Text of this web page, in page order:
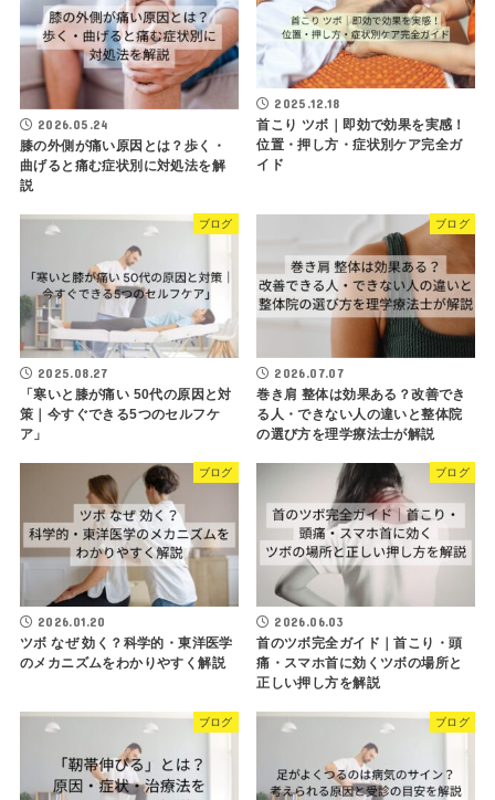
2026.05.24
膝の外側が痛い原因とは？歩く・
曲げると痛む症状別に対処法を解
説
2025.12.18
首こり ツボ｜即効で効果を実感！
位置・押し方・症状別ケア完全ガ
イド
ブログ
2025.08.27
「寒いと膝が痛い 50代の原因と対
策｜今すぐできる5つのセルフケ
ア」
ブログ
2026.07.07
巻き肩 整体は効果ある？改善でき
る人・できない人の違いと整体院
の選び方を理学療法士が解説
ブログ
2026.01.20
ツボ なぜ 効く？科学的・東洋医学
のメカニズムをわかりやすく解説
ブログ
2026.06.03
首のツボ完全ガイド｜首こり・頭
痛・スマホ首に効くツボの場所と
正しい押し方を解説
ブログ ブログ